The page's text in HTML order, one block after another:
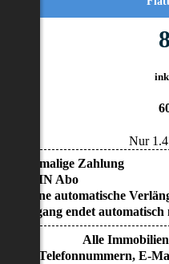
Nur
• Einmalige Zahlung
• KEIN Abo
• Keine automatische
• Zugang endet
Alle
Alle Telefonnummern, E-